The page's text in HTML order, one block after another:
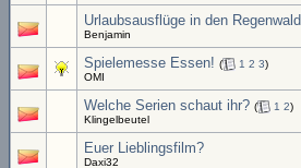
Urlaubsausflüge in den Regenwald
Benjamin
Spielemesse Essen! ( 1 2 3)
OMI
Welche Serien schaut ihr? ( 1 2)
Klingelbeutel
Euer Lieblingsfilm?
Daxi32